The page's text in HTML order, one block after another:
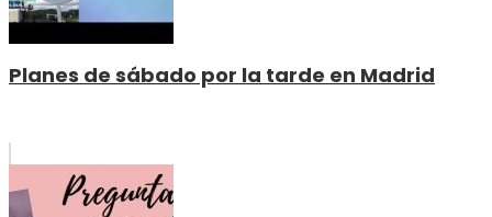
Planes de sábado por la tarde en Madrid